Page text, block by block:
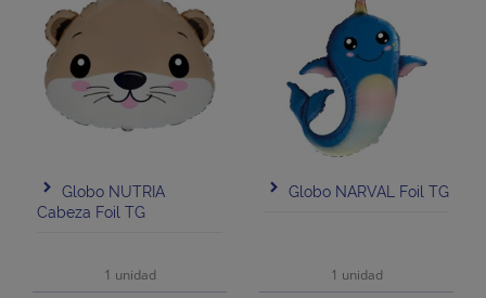
Globo NUTRIA
Cabeza Foil TG
1 unidad
Globo NARVAL Foil TG
1 unidad